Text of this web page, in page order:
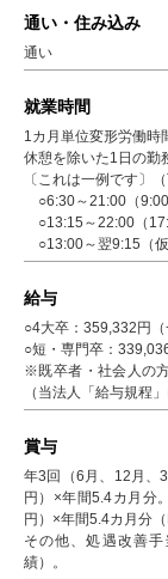
通い・住み込み
通い
就業時間
1カ月単位変形労働時
休憩を除いた1日の勤
〔これは一例です〕
○6:30～21:00（9:00
○13:15～22:00（
○13:00～翌9:15（
給与
○4大卒：359,332円（
○短・専門卒：
※既卒者・社会人の
（当法人「給与規程」
賞与
年3回（6月、12月、
円）×年間5.4カ月分
円）×年間5.4カ月分（
その他、処遇改善
績）。